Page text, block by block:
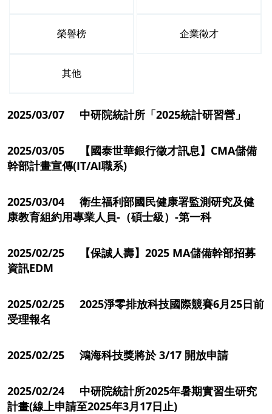
榮譽榜 企業徵才
其他
2025/03/07 中研院統計所「2025統計研習營」
2025/03/05 【國泰世華銀行徵才訊息】CMA儲備
幹部計畫宣傳(IT/AI職系)
2025/03/04 衛生福利部國民健康署監測研究及健
康教育組約用專業人員-（碩士級）-第一科
2025/02/25 【保誠人壽】2025 MA儲備幹部招募
資訊EDM
2025/02/25 2025淨零排放科技國際競賽6月25日前
受理報名
2025/02/25 鴻海科技獎將於 3/17 開放申請
2025/02/24 中研院統計所2025年暑期實習生研究
計畫(線上申請至2025年3月17日止)